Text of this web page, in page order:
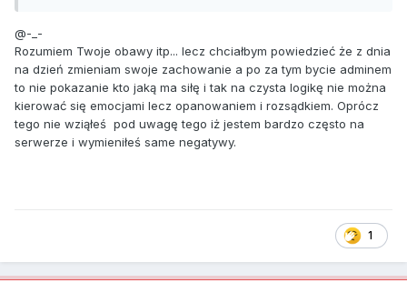
jest admin, a ja mam nadzieję że nadam się oraz chcę
zdobyć nowe umiejętności
10. Steam_ID: STEAM_0:1:3628663
11. Ile czasu możesz poświecić na serwerze: Więcej niż
ktokolwiek i jeszcze więcej gdyż nie mal w każdej wolnej
chwili jestem na serwerze
13. Staż w Counter-Strike Global Offensive: Myślę że na to
steamhttp://steamcommunity.com/profiles/76561197967523
055/
@-_-
Rozumiem Twoje obawy itp... lecz chciałbym powiedzieć że z dnia
na dzień zmieniam swoje zachowanie a po za tym bycie adminem
to nie pokazanie kto jaką ma siłę i tak na czysta logikę nie można
kierować się emocjami lecz opanowaniem i rozsądkiem. Oprócz
tego nie wziąłeś pod uwagę tego iż jestem bardzo często na
serwerze i wymieniłeś same negatywy.
1